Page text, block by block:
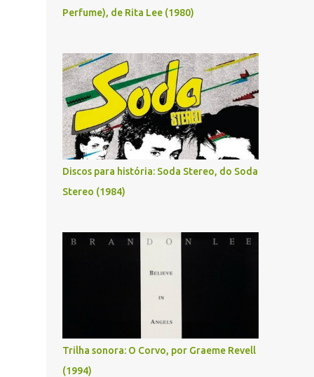
Perfume), de Rita Lee (1980)
Discos para história: Soda Stereo, do Soda
Stereo (1984)
Trilha sonora: O Corvo, por Graeme Revell
(1994)